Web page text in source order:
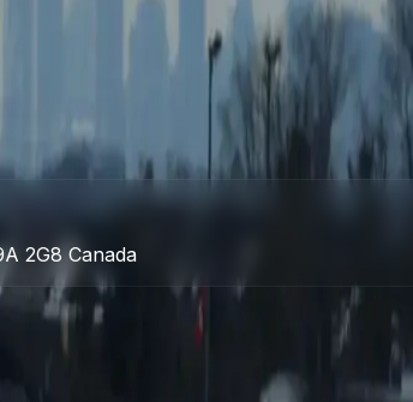
intégration de systèmes et IA
2G8 Canada